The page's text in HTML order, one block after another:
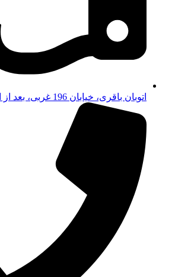
اتوبان باقری، خیابان 196 غربی، بعد از اردیبهشت، پلاک77